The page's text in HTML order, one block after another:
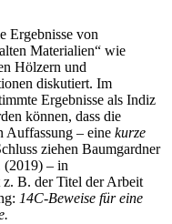
Ergebnisse von
Materialien“ wie
Hölzern und
diskutiert. Im
Ergebnisse als Indiz
können, dass die
Auffassung – eine kurze
ziehen Baumgardner
(2019) – in
z. B. der Titel der Arbeit
14C-Beweise für eine